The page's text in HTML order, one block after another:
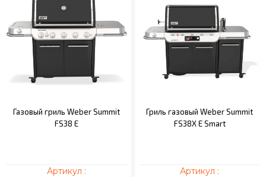
Газовый гриль Weber Summit
FS38 E
Артикул :
Гриль газовый Weber Summit
FS38X E Smart
Артикул :